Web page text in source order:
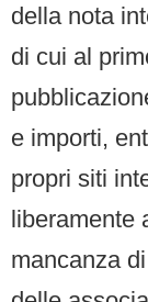
della nota
di cui al
e importi,
propri siti
liberamente
mancanza